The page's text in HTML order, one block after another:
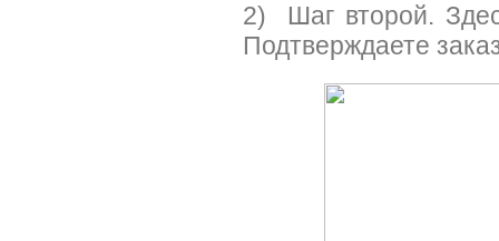
2) Шаг второй.
Подтверждаете